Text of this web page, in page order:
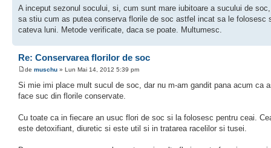
A inceput sezonul socului, si, cum sunt mare iubitoare a sucului de
sa stiu cum as putea conserva florile de soc astfel incat sa le folosesc
cateva luni. Metode verificate, daca se poate. Multumesc.
Re: Conservarea florilor de soc
de muschu » Lun Mai 14, 2012 5:39 pm
Si mie imi place mult sucul de soc, dar nu m-am gandit pana acum ca
face suc din florile conservate.
Cu toate ca in fiecare an usuc flori de soc si la folosesc pentru ceai.
este detoxifiant, diuretic si este util si in tratarea racelilor si tusei.